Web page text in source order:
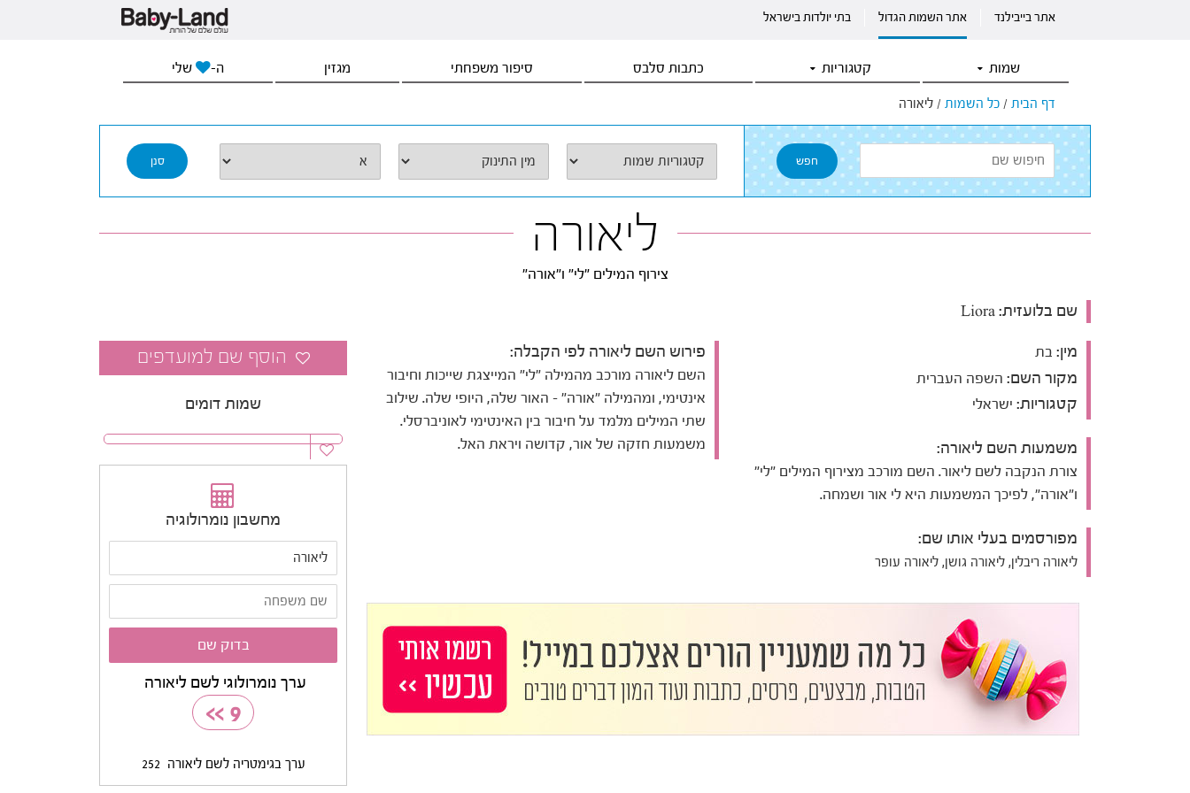
אתר בייבילנד אתר השמות הגדול בתי יולדות בישראל
שמות קטגוריות כתבות סלבס סיפור משפחתי מגזין ה- שלי
דף הבית / כל השמות / ליאורה
ליאורה
צירוף המילים "לי" ו"אורה"
שם בלועזית:
מין: בת
מקור השם: השפה העברית
קטגוריות: ישראלי
משמעות השם ליאורה:
צורת הנקבה לשם ליאור. השם מורכב מצירוף המילים "לי"
ו"אורה", לפיכך המשמעות היא לי אור ושמחה.
מפורסמים בעלי אותו שם:
ליאורה ריבלין, ליאורה גושן, ליאורה עופר
פירוש השם ליאורה לפי הקבלה:
השם ליאורה מורכב מהמילה "לי" המייצגת שייכות וחיבור
אינטימי, ומהמילה "אורה" - האור שלה, היופי שלה. שילוב
שתי המילים מלמד על חיבור בין האינטימי לאוניברסלי.
משמעות חזקה של אור, קדושה ויראת האל.
שמות דומים
מחשבון נומרולוגיה
ערך נומרולוגי לשם ליאורה
9
>>
ערך בגימטריה לשם ליאורה 252